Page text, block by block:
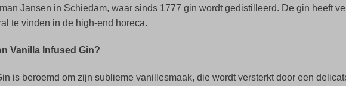
Jansen in Schiedam, waar sinds 1777 gin wordt gedistilleerd. De gin heeft
te vinden in de high-end horeca.
Vanilla Infused Gin?
is beroemd om zijn sublieme vanillesmaak, die wordt versterkt door een